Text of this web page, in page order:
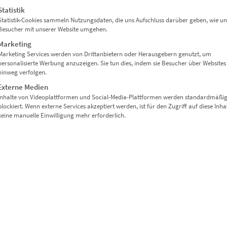
Wirkung
Aufhängen
Wohnbereiche
präsentiert
Cookies sammeln Nutzungsdaten, die uns Aufschluss darüber geben, wie
mit unserer Website umgehen.
Services werden von Drittanbietern oder Herausgebern genutzt, um
Werbung anzuzeigen. Sie tun dies, indem sie Besucher über Websites
verfolgen.
Medien
von Videoplattformen und Social-Media-Plattformen werden standardmäßig
Wenn externe Services akzeptiert werden, ist für den Zugriff auf diese
manuelle Einwilligung mehr erforderlich.